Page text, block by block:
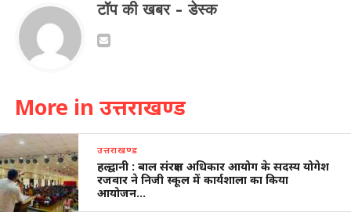
टॉप की खबर - डेस्क
More in उत्तराखण्ड
उत्तराखण्ड
हल्द्वानी : बाल संरक्षण अधिकार आयोग के सदस्य योगेश
रजवार ने निजी स्कूल में कार्यशाला का किया
आयोजन…